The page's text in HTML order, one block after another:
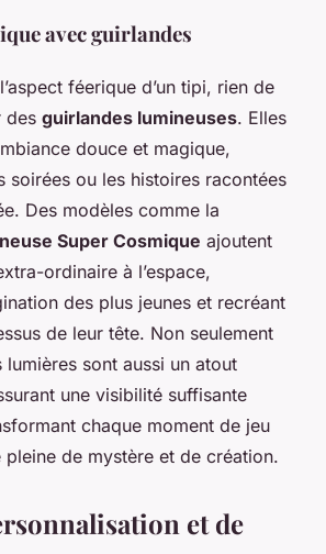
avec guirlandes
féerique d’un tipi, rien de
des guirlandes lumineuses. Elles
douce et magique,
soirées ou les histoires racontées
Des modèles comme la
Super Cosmique ajoutent
ordinaire à l’espace,
des plus jeunes et recréant
de leur tête. Non seulement
lumières sont aussi un atout
une visibilité suffisante
chaque moment de jeu
pleine de mystère et de création.
et de